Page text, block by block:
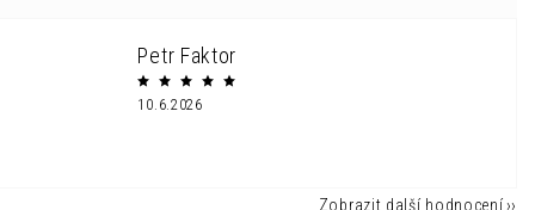
Petr Faktor
10.6.2026
Zobrazit další hodnocení